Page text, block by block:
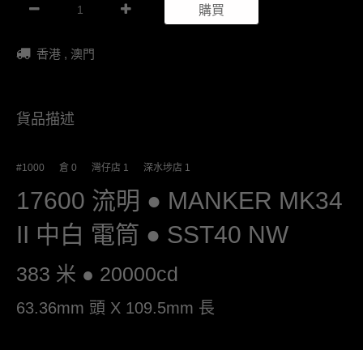
購買
香港 , 澳門
貨品描述
#1000 倉 0 灣仔店 1 深水埗店 1
17600 流明 ● MANKER MK34
II 中白 電筒 ● SST40 NW
383 米 ● 20000cd
63.36mm 頭 X 109.5mm 長